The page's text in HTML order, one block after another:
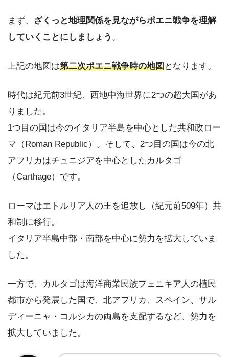
まず、
ざくっと地理関係を見ながらポエニ戦争を理解
していくことにしましょう 。
上記の地図は第二次ポエニ戦争時の地図となります。
時代は紀元前3世紀、西地中海世界に2つの超大国があ
りました。
1つ目の国は今のイタリア半島を中心とした共和政ロー
マ（Roman Republic）。そして、2つ目の国は今の北
アフリカはチュニジアを中心としたカルタゴ
（Carthage）です。
ローマはエトルリア人の王を追放し（紀元前509年）共
和制に移行。
イタリア半島中部・南部を中心に勢力を拡大していま
した。
一方で、カルタゴは海洋商業民族フェニキア人の植民
都市から発展した国で、北アフリカ、スペイン、サル
ディーニャ・コルシカの両島を支配するなど、勢力を
拡大していました。